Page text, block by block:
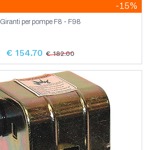
-15%
Giranti per pompe F8 - F98
€ 154.70 € 182.00